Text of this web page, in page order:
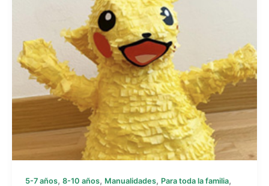
5-7 años, 8-10 años, Manualidades, Para toda la familia,